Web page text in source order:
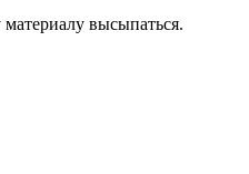
высыпаться.